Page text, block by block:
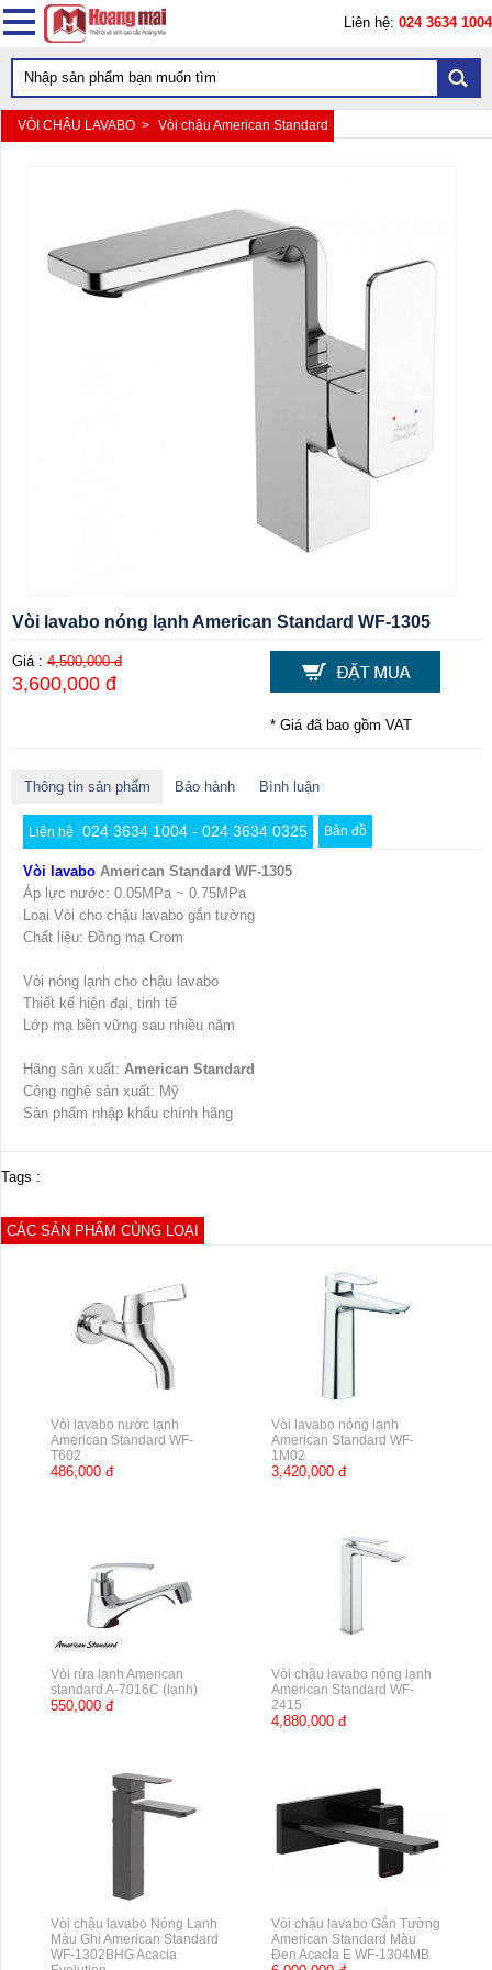
Liên hệ: 024 3634 1004
VÒI CHẬU LAVABO > Vòi chậu American Standard
Vòi lavabo nóng lạnh American Standard WF-1305
Giá : 4,500,000 đ
3,600,000 đ
* Giá đã bao gồm VAT
Thông tin sản phẩm Bảo hành Bình luận
Liên hệ 024 3634 1004 - 024 3634 0325 Bản đồ
Vòi lavabo American Standard WF-1305
Áp lực nước: 0.05MPa ~ 0.75MPa
Loại Vòi cho chậu lavabo gắn tường
Chất liệu: Đồng mạ Crom
Vòi nóng lạnh cho chậu lavabo
Thiết kế hiện đại, tinh tế
Lớp mạ bền vững sau nhiều năm
Hãng sản xuất: American Standard
Công nghệ sản xuất: Mỹ
Sản phẩm nhập khẩu chính hãng
Tags :
CÁC SẢN PHẨM CÙNG LOẠI
Vòi lavabo nước lạnh
American Standard WF-
T602
486,000 đ
Vòi lavabo nóng lạnh
American Standard WF-
1M02
3,420,000 đ
Vòi rửa lạnh American
standard A-7016C (lạnh)
550,000 đ
Vòi chậu lavabo nóng lạnh
American Standard WF-
2415
4,880,000 đ
Vòi chậu lavabo Nóng Lạnh
Màu Ghi American Standard
WF-1302BHG Acacia
Vòi chậu lavabo Gắn Tường
American Standard Màu
Đen Acacia E WF-1304MB